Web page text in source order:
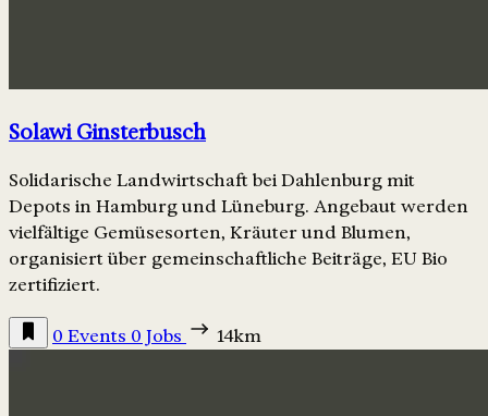
Solawi Ginsterbusch
Solidarische Landwirtschaft bei Dahlenburg mit
Depots in Hamburg und Lüneburg. Angebaut werden
vielfältige Gemüsesorten, Kräuter und Blumen,
organisiert über gemeinschaftliche Beiträge, EU Bio
zertifiziert.
0 Events 0 Jobs 14km